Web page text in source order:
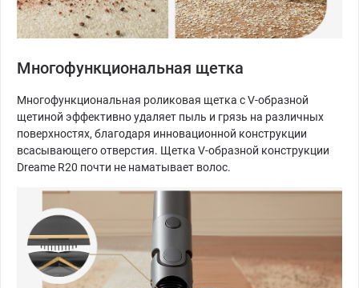
Многофункциональная щетка
Многофункциональная роликовая щетка с V-образной
щетиной эффективно удаляет пыль и грязь на различных
поверхностях, благодаря инновационной конструкции
всасывающего отверстия. Щетка V-образной конструкции
Dreame R20 почти не наматывает волос.